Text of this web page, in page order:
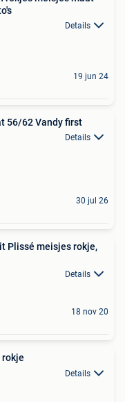
Details
19 jun 24
56/62 Vandy first
Details
30 jul 26
Plissé meisjes rokje,
Details
18 nov 20
rokje
Details